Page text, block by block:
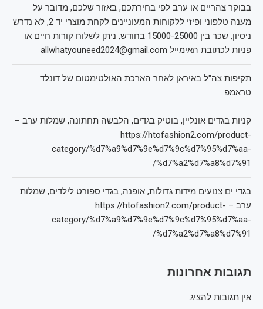
בבוקר צהריים או ערב לפי בחירתכם, באזור שלכם, מדובר על
מענה טלפוני ופיזי ללקוחות המעוניינים לקחת מוצרי יד 2, לא נדרש
ניסיון, שכר בין 15000-25000 בחודש, ניתן לשלוח קורות חיים או
פניות לכתובת האימייל allwhatyouneed2024@gmail.com
תקיפות צה"ל באיראן לאחר הארכת האולטימטום של דונלד
טראמפ
קניות בגדים אונליין, בוטיק בגדים, הלבשה תחתונה, שמלות ערב –
https://htofashion2.com/product-
category/%d7%a9%d7%9e%d7%9c%d7%95%d7%aa-
%d7%a2%d7%a8%d7%91/
בגדי ים צנועים מידות גדולות, אופנה, בגדי ספורט לילדים, שמלות
ערב – https://htofashion2.com/product-
category/%d7%a9%d7%9e%d7%9c%d7%95%d7%aa-
%d7%a2%d7%a8%d7%91/
תגובות אחרונות
אין תגובות להציג.